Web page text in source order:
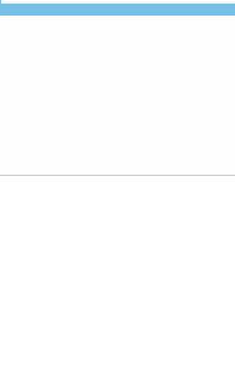
Type 2 or more characters for